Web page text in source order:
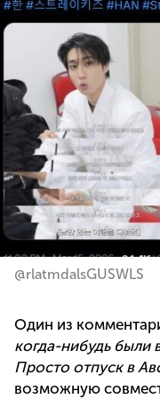
@rlatmdalsGUSWLS
Один из
когда-нибудь были
Просто отпуск в
возможную